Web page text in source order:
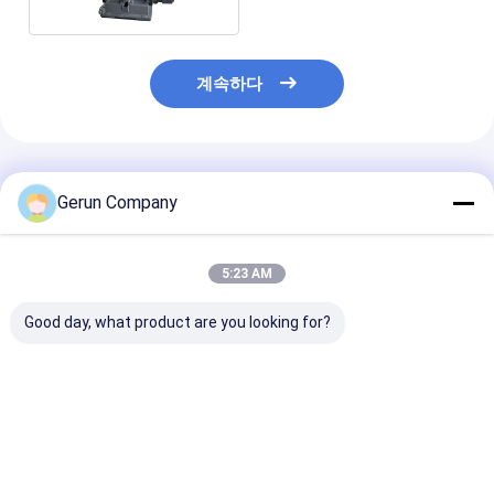
계속하다
추천된 제품
Gerun Company
5:23 AM
Good day, what product are you looking for?